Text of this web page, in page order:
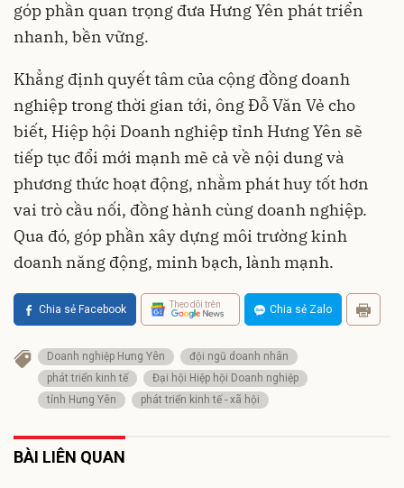
góp phần quan trọng đưa Hưng Yên phát triển
nhanh, bền vững.
Khẳng định quyết tâm của cộng đồng doanh
nghiệp trong thời gian tới, ông Đỗ Văn Vẻ cho
biết, Hiệp hội Doanh nghiệp tỉnh Hưng Yên sẽ
tiếp tục đổi mới mạnh mẽ cả về nội dung và
phương thức hoạt động, nhằm phát huy tốt hơn
vai trò cầu nối, đồng hành cùng doanh nghiệp.
Qua đó, góp phần xây dựng môi trường kinh
doanh năng động, minh bạch, lành mạnh.
Chia sẻ Facebook Theo dõi trên Chia sẻ Zalo
Doanh nghiệp Hưng Yên
đội ngũ doanh nhân
phát triển kinh tế
Đại hội Hiệp hội Doanh nghiệp
tỉnh Hưng Yên
phát triển kinh tế - xã hội
BÀI LIÊN QUAN